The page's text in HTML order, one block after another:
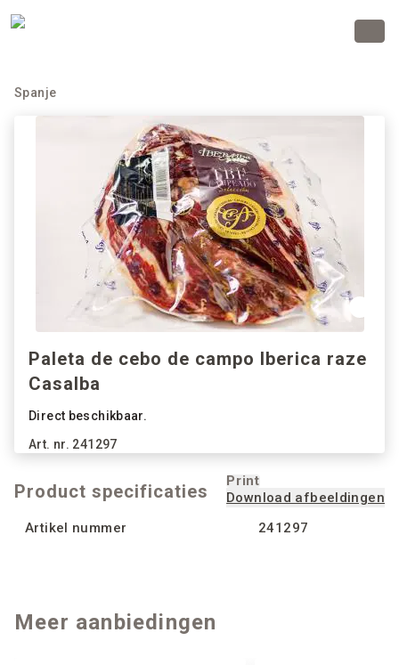
Spanje
Paleta de cebo de campo Iberica raze
Casalba
Direct beschikbaar.
Art. nr. 241297
Product specificaties
Print
Download afbeeldingen
Artikel nummer
241297
Meer aanbiedingen